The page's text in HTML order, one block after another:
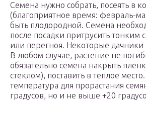
Семена нужно собрать, посеять в
(благоприятное время: февраль-
быть плодородной. Семена
после посадки притрусить тонким
или перегноя. Некоторые дачники
В любом случае, растение не
обязательно семена накрыть
стеклом), поставить в теплое
температура для прорастания
градусов, но и не выше +20